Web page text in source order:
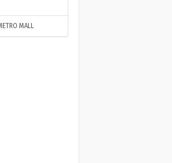
MALL